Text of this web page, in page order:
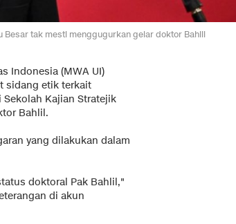
Besar tak mesti menggugurkan gelar doktor Bahlil
Indonesia (MWA UI)
sidang etik terkait
Sekolah Kajian Stratejik
Bahlil.
yang dilakukan dalam
doktoral Pak Bahlil,"
di akun